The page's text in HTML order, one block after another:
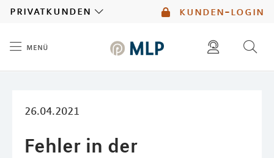
kunden-login
privatkunden
menü
26.04.2021
Fehler in der